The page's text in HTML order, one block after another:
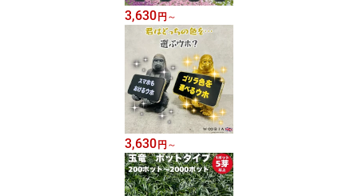
3,630円 ～
3,630円 ～